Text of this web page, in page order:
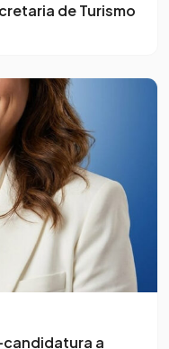
de Turismo
a